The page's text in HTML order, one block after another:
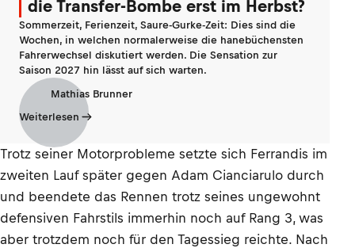
die Transfer-Bombe erst im Herbst?
Sommerzeit, Ferienzeit, Saure-Gurke-Zeit: Dies sind die
Wochen, in welchen normalerweise die hanebüchensten
Fahrerwechsel diskutiert werden. Die Sensation zur
Saison 2027 hin lässt auf sich warten.
Mathias Brunner
Weiterlesen
Trotz seiner Motorprobleme setzte sich Ferrandis im
zweiten Lauf später gegen Adam Cianciarulo durch
und beendete das Rennen trotz seines ungewohnt
defensiven Fahrstils immerhin noch auf Rang 3, was
aber trotzdem noch für den Tagessieg reichte. Nach